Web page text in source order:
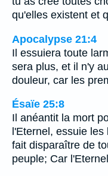
qu'elles existent et
Apocalypse 21:4
Il essuiera toute
sera plus, et il n'y
douleur, car les
Ésaïe 25:8
Il anéantit la mort
l'Eternel, essuie
fait disparaître de
peuple; Car